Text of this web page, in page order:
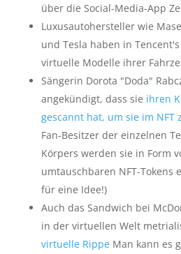
über die Social-Media-App
Luxusautohersteller wie
und Tesla haben in Tencent's
virtuelle Modelle ihrer
Sängerin Dorota "Doda"
angekündigt, dass sie ihren
gescannt hat, um sie im NFT
Fan-Besitzer der einzelnen
Körpers werden sie in Form
umtauschbaren NFT-Tokens
für eine Idee!)
Auch das Sandwich bei
in der virtuellen Welt
virtuelle RippeMan kann es